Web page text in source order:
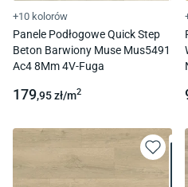
+10 kolorów
Panele Podłogowe Quick Step
Beton Barwiony Muse Mus5491
Ac4 8Mm 4V-Fuga
179,95zł/m2